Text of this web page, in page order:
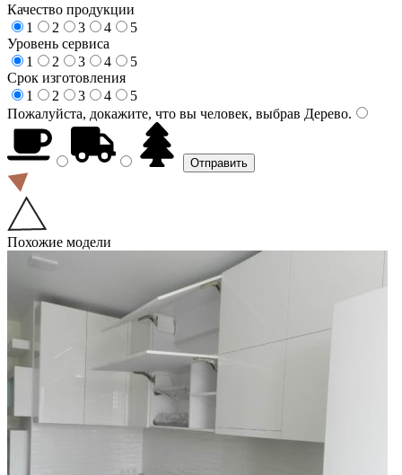
Качество продукции
1
2 3 4
5
Уровень сервиса
1
2 3 4
5
Срок изготовления
1
2 3 4
5
Пожалуйста, докажите, что вы человек, выбрав Дерево.
Похожие модели